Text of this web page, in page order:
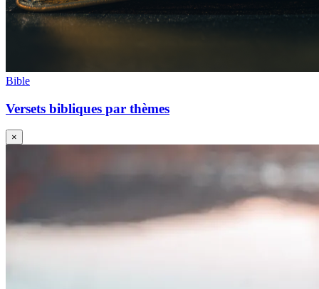
Bible
Versets bibliques par thèmes
×